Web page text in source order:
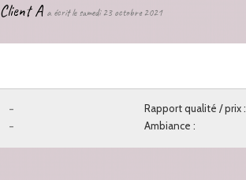
Client A a écrit le samedi 23 octobre 2021
- Rapport qualité / prix :
- Ambiance :